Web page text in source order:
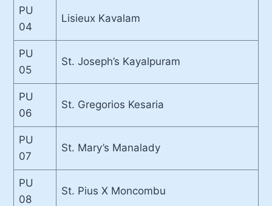
PU
04
Lisieux Kavalam
PU
05
St. Joseph’s Kayalpuram
PU
06
St. Gregorios Kesaria
PU
07
St. Mary’s Manalady
PU
08
St. Pius X Moncombu